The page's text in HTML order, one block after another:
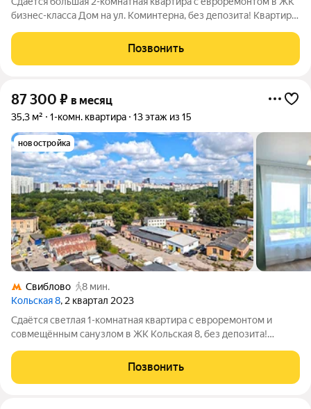
бизнес-класса Дом на ул. Коминтерна, без депозита! Квартира
пространстве: отдельная гардеробная, два санузла и кабинет
Позвонить
87 300 ₽ в месяц
35,3 м² 1-комн. квартира 13 этаж из 15
новостройка
Свиблово
8 мин.
Кольская 8, 2 квартал 2023
Сдаётся светлая 1-комнатная квартира с евроремонтом и
совмещённым санузлом в ЖК Кольская 8, без депозита!
на обеденную группу и зону отдыха, изолированная спальня,
совмещённый санузел с
Позвонить